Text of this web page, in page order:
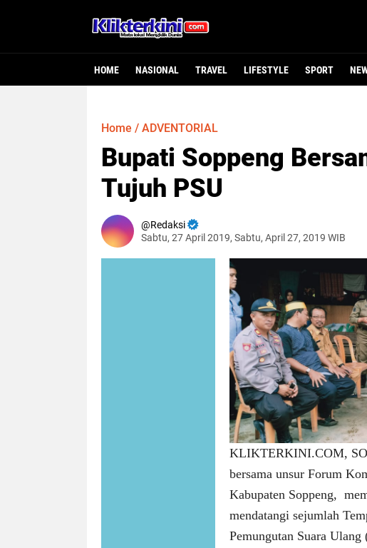
HOME NASIONAL TRAVEL LIFESTYLE SPORT
Home / ADVENTORIAL
Bupati Soppeng
Tujuh PSU
Redaksi
Sabtu, 27 April 2019, Sabtu, April 27, 2019 WIB
KLIKTERKINI.COM,
bersama unsur Forum
Kabupaten Soppeng,
mendatangi sejumlah
Pemungutan Suara Ulang